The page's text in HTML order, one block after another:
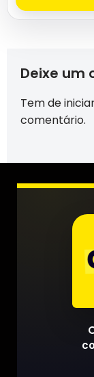
Deixe um
Tem de
comentário.